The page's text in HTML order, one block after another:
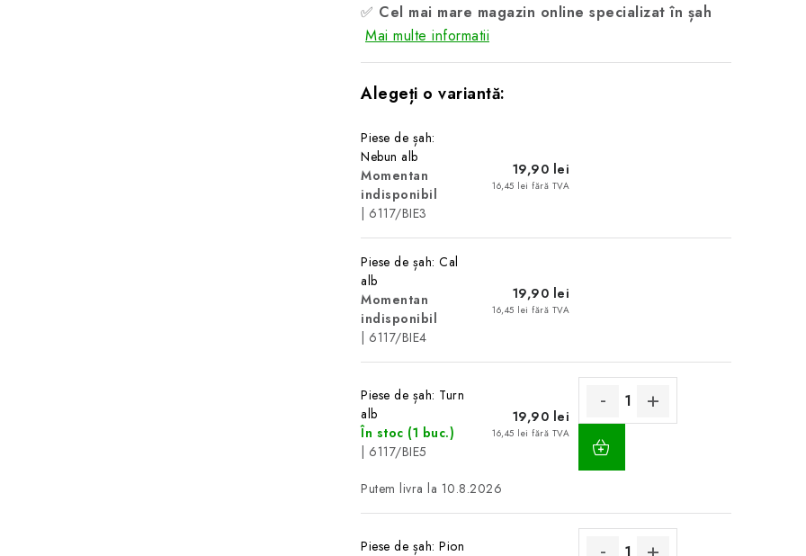
✅ Cel mai mare magazin online specializat în șah
Mai multe informatii
Piese de șah:
Nebun alb
Momentan
indisponibil
| 6117/BIE3
19,90 lei
16,45 lei fără TVA
Piese de șah: Cal
alb
Momentan
indisponibil
| 6117/BIE4
19,90 lei
16,45 lei fără TVA
Piese de șah: Turn
alb
În stoc (1 buc.)
| 6117/BIE5
19,90 lei
16,45 lei fără TVA
COŞ
10.8.2026
Piese de șah: Pion